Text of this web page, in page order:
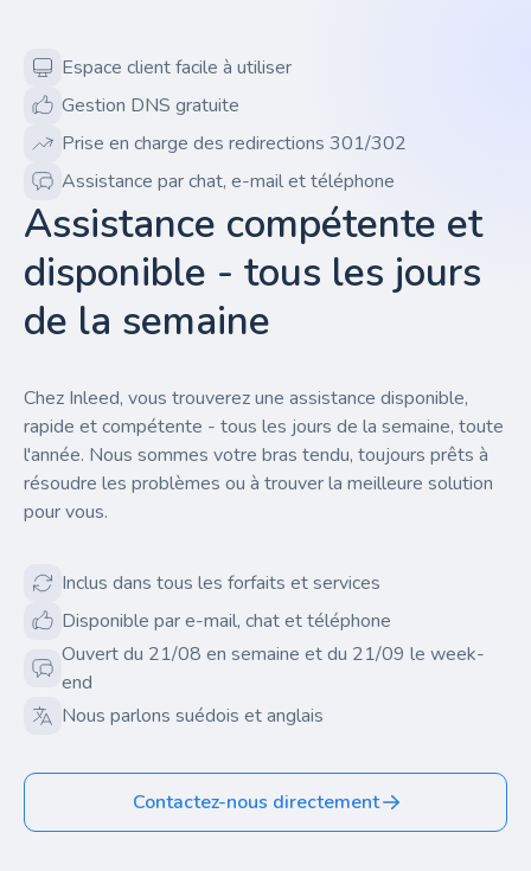
Espace client facile à utiliser
Gestion DNS gratuite
Prise en charge des redirections 301/302
Assistance par chat, e-mail et téléphone
Assistance compétente et
disponible - tous les jours
de la semaine
Chez Inleed, vous trouverez une assistance disponible,
rapide et compétente - tous les jours de la semaine, toute
l'année. Nous sommes votre bras tendu, toujours prêts à
résoudre les problèmes ou à trouver la meilleure solution
pour vous.
Inclus dans tous les forfaits et services
Disponible par e-mail, chat et téléphone
Ouvert du 21/08 en semaine et du 21/09 le week-
end
Nous parlons suédois et anglais
Contactez-nous directement